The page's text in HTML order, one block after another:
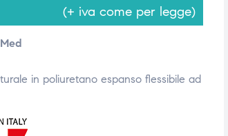
(+ iva come per legge)
in poliuretano espanso flessibile ad